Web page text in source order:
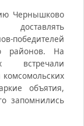
Чернышково
районов. На
встречали
комсомольских
объятия,
запомнились